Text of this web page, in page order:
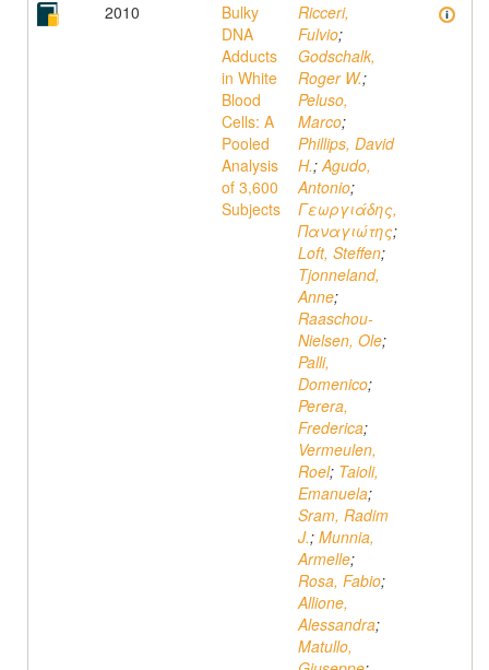
2010
Bulky
DNA
Adducts
in White
Blood
Cells: A
Pooled
Analysis
of 3,600
Subjects
Ricceri,
Fulvio;
Godschalk,
Roger W.;
Peluso,
Marco;
Phillips, David
H.;Agudo,
Antonio;
Γεωργιάδης,
Παναγιώτης;
Loft, Steffen;
Tjonneland,
Anne;
Raaschou-
Nielsen, Ole;
Palli,
Domenico;
Perera,
Frederica;
Vermeulen,
Roel; Taioli,
Emanuela;
Sram, Radim
J.; Munnia,
Armelle;
Rosa, Fabio;
Allione,
Alessandra;
Matullo,